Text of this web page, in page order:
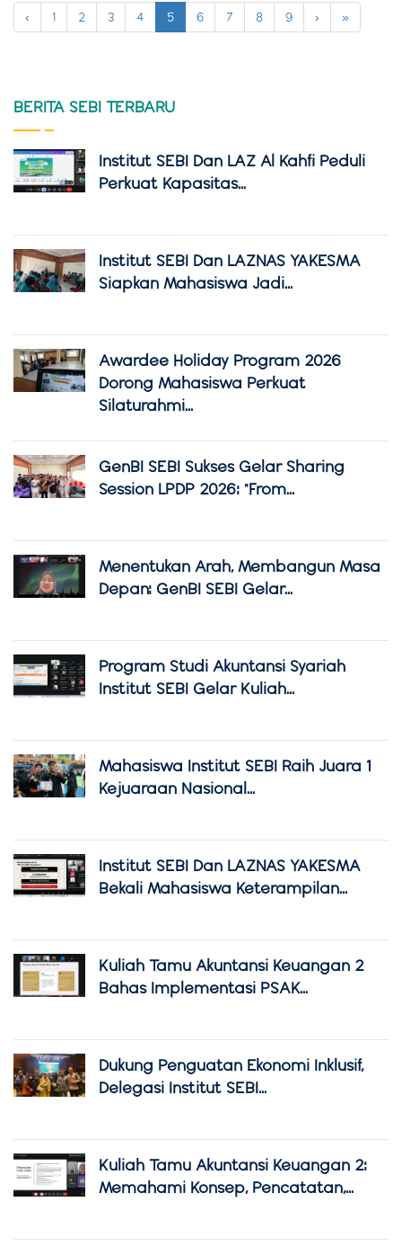
‹ 1 2 3 4 5 6 7 8 9 › »
BERITA SEBI TERBARU
Institut SEBI Dan LAZ Al Kahfi Peduli
Perkuat Kapasitas...
Institut SEBI Dan LAZNAS YAKESMA
Siapkan Mahasiswa Jadi...
Awardee Holiday Program 2026
Dorong Mahasiswa Perkuat
Silaturahmi...
GenBI SEBI Sukses Gelar Sharing
Session LPDP 2026: "From...
Menentukan Arah, Membangun Masa
Depan: GenBI SEBI Gelar...
Program Studi Akuntansi Syariah
Institut SEBI Gelar Kuliah...
Mahasiswa Institut SEBI Raih Juara 1
Kejuaraan Nasional...
Institut SEBI Dan LAZNAS YAKESMA
Bekali Mahasiswa Keterampilan...
Kuliah Tamu Akuntansi Keuangan 2
Bahas Implementasi PSAK...
Dukung Penguatan Ekonomi Inklusif,
Delegasi Institut SEBI...
Kuliah Tamu Akuntansi Keuangan 2:
Memahami Konsep, Pencatatan,...